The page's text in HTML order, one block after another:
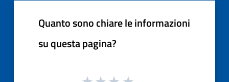
Quanto sono chiare le informazioni
su questa pagina?